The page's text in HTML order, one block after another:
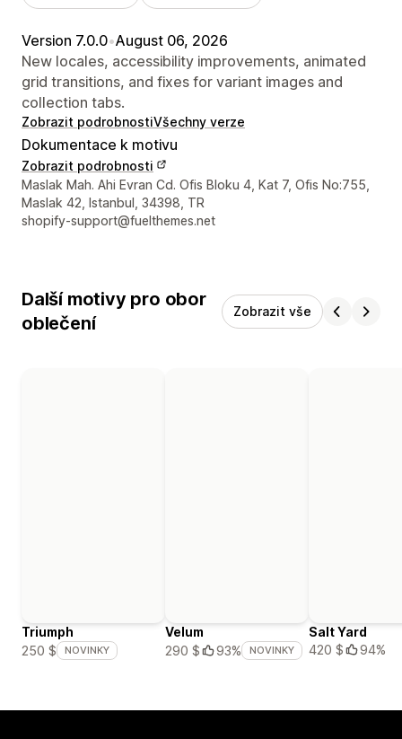
Version 7.0.0•August 06, 2026
New locales, accessibility improvements, animated
grid transitions, and fixes for variant images and
collection tabs.
Zobrazit podrobnostiVšechny verze
Dokumentace k motivu
Zobrazit podrobnosti
Kontaktní údaje designéra
Maslak Mah. Ahi Evran Cd. Ofis Bloku 4, Kat 7, Ofis No:755,
Maslak 42, Istanbul, 34398, TR
shopify-support@fuelthemes.net
Další motivy pro obor
oblečení
Zobrazit vše
Triumph
250 $
NOVINKY
Velum
290 $
93% NOVINKY
Salt Yard
420 $
94%